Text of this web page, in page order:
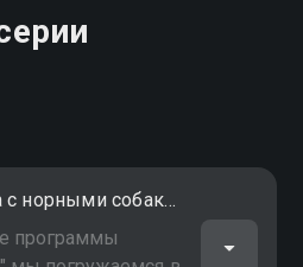
Охота на бобра с норными собаками
программы